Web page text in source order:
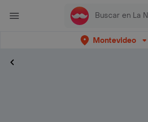
Montevideo